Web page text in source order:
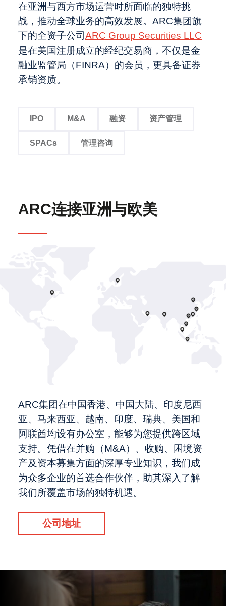
在亚洲与西方市场运营时所面临的独特挑
战，推动全球业务的高效发展。ARC集团旗
下的全资子公司ARC Group Securities LLC
是在美国注册成立的经纪交易商，不仅是金
融业监管局（FINRA）的会员，更具备证券
承销资质。
IPO M&A 融资 资产管理
SPACs 管理咨询
ARC连接亚洲与欧美
ARC集团在中国香港、中国大陆、印度尼西
亚、马来西亚、越南、印度、瑞典、美国和
阿联酋均设有办公室，能够为您提供跨区域
支持。凭借在并购（M&A）、收购、困境资
产及资本募集方面的深厚专业知识，我们成
为众多企业的首选合作伙伴，助其深入了解
我们所覆盖市场的独特机遇。
公司地址